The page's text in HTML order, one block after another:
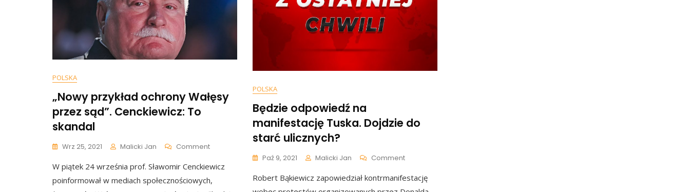
POLSKA
Będzie odpowiedź na
manifestację Tuska. Dojdzie do
starć ulicznych?
Paź 9, 2021 Malicki Jan CommentOn
Odpowiedź
Na
Robert Bąkiewicz zapowiedział kontrmanifestację
POLSKA
„Nowy przykład ochrony Wałęsy
przez sąd”. Cenckiewicz: To
skandal
Wrz 25, 2021 Malicki Jan CommentOn
Przykład
Ochrony
Wałęsy
W piątek 24 września prof. Sławomir Cenckiewicz
poinformował w mediach społecznościowych,